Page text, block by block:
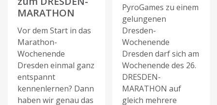
MARATHON
Vor dem Start in das
Marathon-
Wochenende
Dresden einmal ganz
entspannt
kennenlernen? Dann
haben wir genau das
PyroGames zu einem
gelungenen
Dresden-
Wochenende
Dresden darf sich am
Wochenende des 26.
DRESDEN-
MARATHON auf
gleich mehrere